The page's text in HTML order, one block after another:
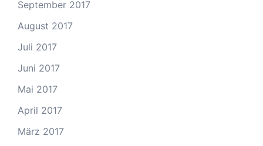
September 2017
August 2017
Juli 2017
Juni 2017
Mai 2017
April 2017
März 2017